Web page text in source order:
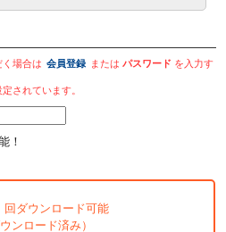
場合は 会員登録 またはパスワード を入力す
されています。
！
回ダウンロード可能
ンロード済み）